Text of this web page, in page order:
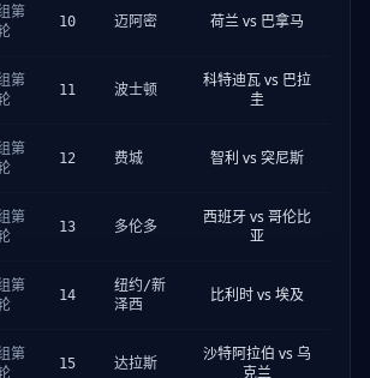
第
10 迈阿密 荷兰 vs 巴拿马
第
11 波士顿
科特迪瓦 vs 巴拉
圭
第
12 费城 智利 vs 突尼斯
第
13 多伦多
西班牙 vs 哥伦比
亚
第
14
纽约/新
泽西
比利时 vs 埃及
第
15 达拉斯
沙特阿拉伯 vs 乌
克兰